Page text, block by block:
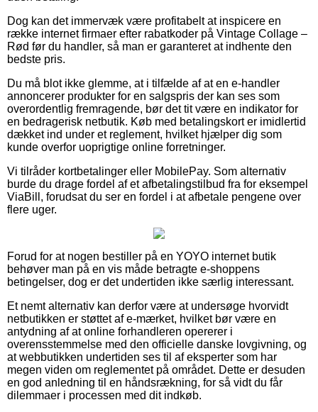
Dog kan det immervæk være profitabelt at inspicere en
række internet firmaer efter rabatkoder på Vintage Collage –
Rød før du handler, så man er garanteret at indhente den
bedste pris.
Du må blot ikke glemme, at i tilfælde af at en e-handler
annoncerer produkter for en salgspris der kan ses som
overordentlig fremragende, bør det tit være en indikator for
en bedragerisk netbutik. Køb med betalingskort er imidlertid
dækket ind under et reglement, hvilket hjælper dig som
kunde overfor uoprigtige online forretninger.
Vi tilråder kortbetalinger eller MobilePay. Som alternativ
burde du drage fordel af et afbetalingstilbud fra for eksempel
ViaBill, forudsat du ser en fordel i at afbetale pengene over
flere uger.
Forud for at nogen bestiller på en YOYO internet butik
behøver man på en vis måde betragte e-shoppens
betingelser, dog er det undertiden ikke særlig interessant.
Et nemt alternativ kan derfor være at undersøge hvorvidt
netbutikken er støttet af e-mærket, hvilket bør være en
antydning af at online forhandleren opererer i
overensstemmelse med den officielle danske lovgivning, og
at webbutikken undertiden ses til af eksperter som har
megen viden om reglementet på området. Dette er desuden
en god anledning til en håndsrækning, for så vidt du får
dilemmaer i processen med dit indkøb.